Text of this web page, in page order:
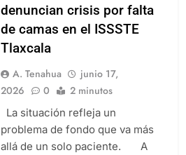
denuncian crisis por falta
de camas en el ISSSTE
Tlaxcala
A. Tenahua
junio 17,
2026
0 2 minutos
La situación refleja un
problema de fondo que va más
allá de un solo paciente. A